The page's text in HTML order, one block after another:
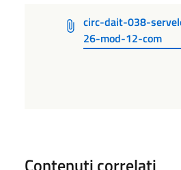
circ-dait-038-
26-mod-12-com
Contenuti correlati